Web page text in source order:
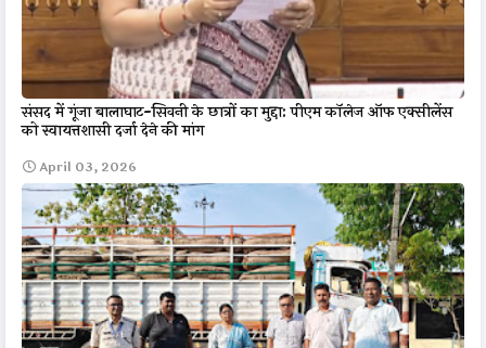
संसद में गूंजा बालाघाट-सिवनी के छात्रों का मुद्दा: पीएम कॉलेज ऑफ एक्सीलेंस
को स्वायत्तशासी दर्जा देने की मांग
April 03, 2026